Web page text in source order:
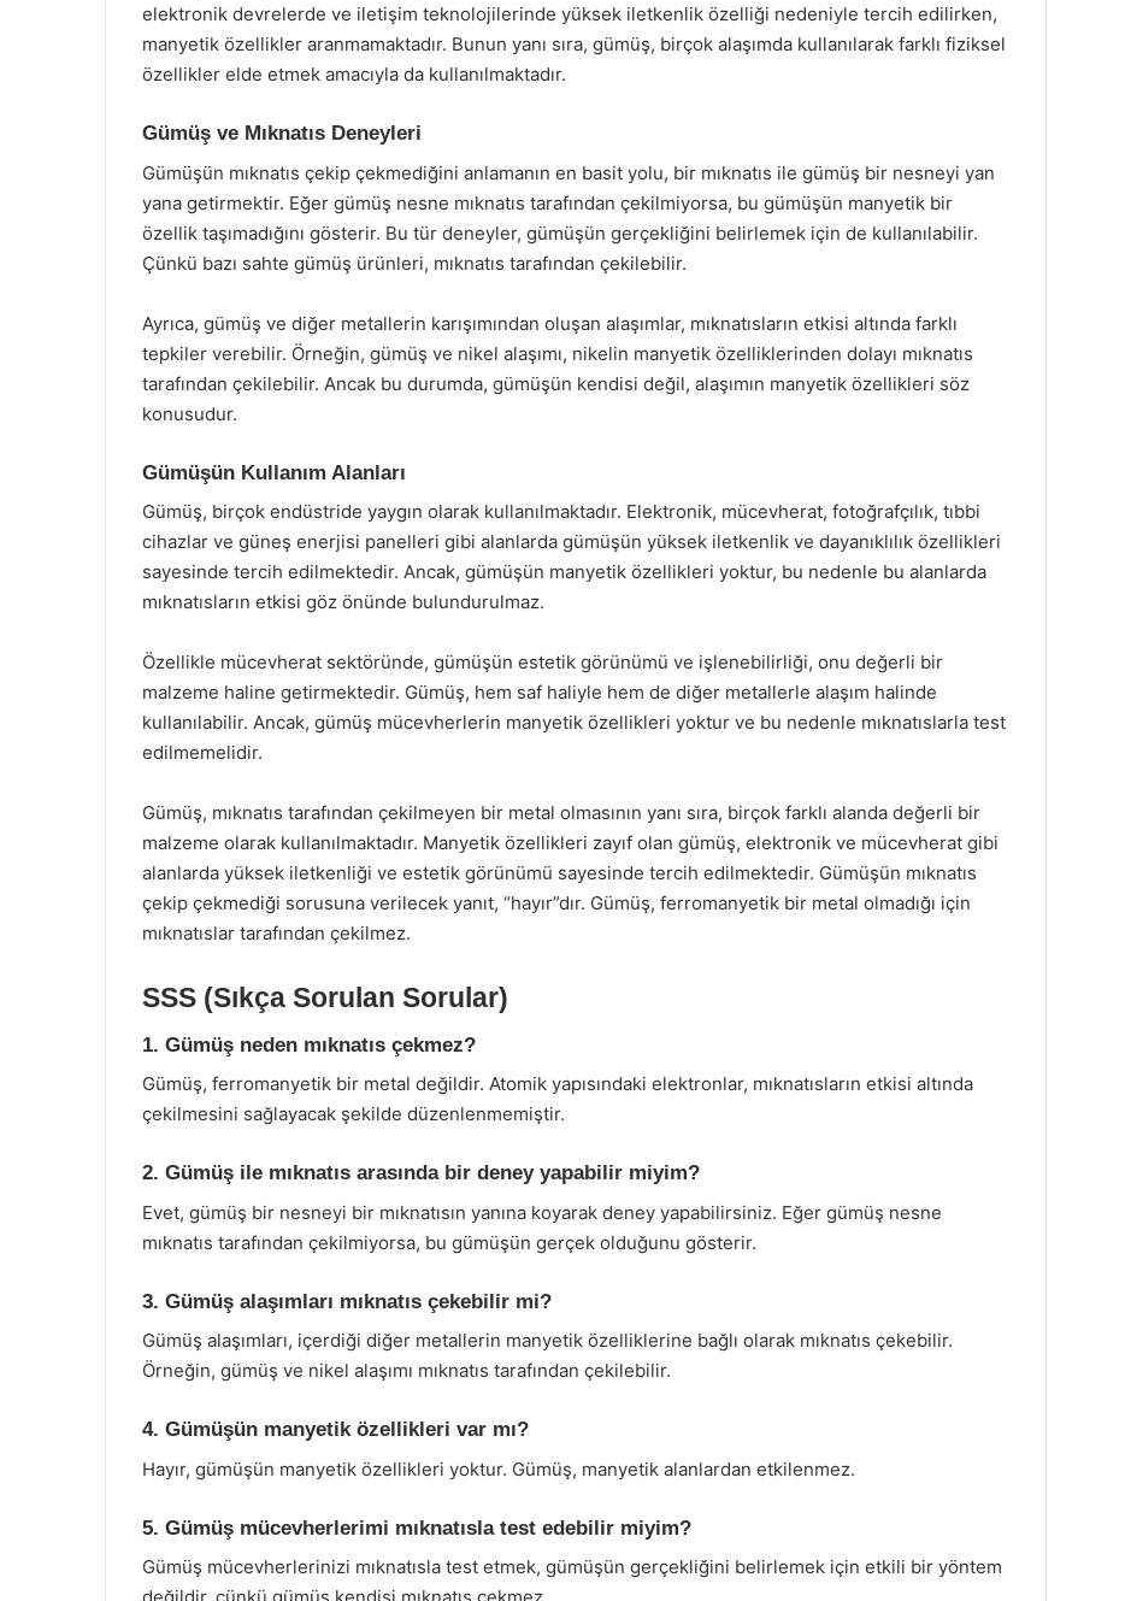
elektronik devrelerde ve iletişim teknolojilerinde yüksek iletkenlik özelliği nedeniyle tercih edilirken,
manyetik özellikler aranmamaktadır. Bunun yanı sıra, gümüş, birçok alaşımda kullanılarak farklı fiziksel
özellikler elde etmek amacıyla da kullanılmaktadır.
Gümüş ve Mıknatıs Deneyleri
Gümüşün mıknatıs çekip çekmediğini anlamanın en basit yolu, bir mıknatıs ile gümüş bir nesneyi yan
yana getirmektir. Eğer gümüş nesne mıknatıs tarafından çekilmiyorsa, bu gümüşün manyetik bir
özellik taşımadığını gösterir. Bu tür deneyler, gümüşün gerçekliğini belirlemek için de kullanılabilir.
Çünkü bazı sahte gümüş ürünleri, mıknatıs tarafından çekilebilir.
Ayrıca, gümüş ve diğer metallerin karışımından oluşan alaşımlar, mıknatısların etkisi altında farklı
tepkiler verebilir. Örneğin, gümüş ve nikel alaşımı, nikelin manyetik özelliklerinden dolayı mıknatıs
tarafından çekilebilir. Ancak bu durumda, gümüşün kendisi değil, alaşımın manyetik özellikleri söz
konusudur.
Gümüşün Kullanım Alanları
Gümüş, birçok endüstride yaygın olarak kullanılmaktadır. Elektronik, mücevherat, fotoğrafçılık, tıbbi
cihazlar ve güneş enerjisi panelleri gibi alanlarda gümüşün yüksek iletkenlik ve dayanıklılık özellikleri
sayesinde tercih edilmektedir. Ancak, gümüşün manyetik özellikleri yoktur, bu nedenle bu alanlarda
mıknatısların etkisi göz önünde bulundurulmaz.
Özellikle mücevherat sektöründe, gümüşün estetik görünümü ve işlenebilirliği, onu değerli bir
malzeme haline getirmektedir. Gümüş, hem saf haliyle hem de diğer metallerle alaşım halinde
kullanılabilir. Ancak, gümüş mücevherlerin manyetik özellikleri yoktur ve bu nedenle mıknatıslarla test
edilmemelidir.
Gümüş, mıknatıs tarafından çekilmeyen bir metal olmasının yanı sıra, birçok farklı alanda değerli bir
malzeme olarak kullanılmaktadır. Manyetik özellikleri zayıf olan gümüş, elektronik ve mücevherat gibi
alanlarda yüksek iletkenliği ve estetik görünümü sayesinde tercih edilmektedir. Gümüşün mıknatıs
çekip çekmediği sorusuna verilecek yanıt, “hayır”dır. Gümüş, ferromanyetik bir metal olmadığı için
mıknatıslar tarafından çekilmez.
SSS (Sıkça Sorulan Sorular)
1. Gümüş neden mıknatıs çekmez?
Gümüş, ferromanyetik bir metal değildir. Atomik yapısındaki elektronlar, mıknatısların etkisi altında
çekilmesini sağlayacak şekilde düzenlenmemiştir.
2. Gümüş ile mıknatıs arasında bir deney yapabilir miyim?
Evet, gümüş bir nesneyi bir mıknatısın yanına koyarak deney yapabilirsiniz. Eğer gümüş nesne
mıknatıs tarafından çekilmiyorsa, bu gümüşün gerçek olduğunu gösterir.
3. Gümüş alaşımları mıknatıs çekebilir mi?
Gümüş alaşımları, içerdiği diğer metallerin manyetik özelliklerine bağlı olarak mıknatıs çekebilir.
Örneğin, gümüş ve nikel alaşımı mıknatıs tarafından çekilebilir.
4. Gümüşün manyetik özellikleri var mı?
Hayır, gümüşün manyetik özellikleri yoktur. Gümüş, manyetik alanlardan etkilenmez.
5. Gümüş mücevherlerimi mıknatısla test edebilir miyim?
Gümüş mücevherlerinizi mıknatısla test etmek, gümüşün gerçekliğini belirlemek için etkili bir yöntem